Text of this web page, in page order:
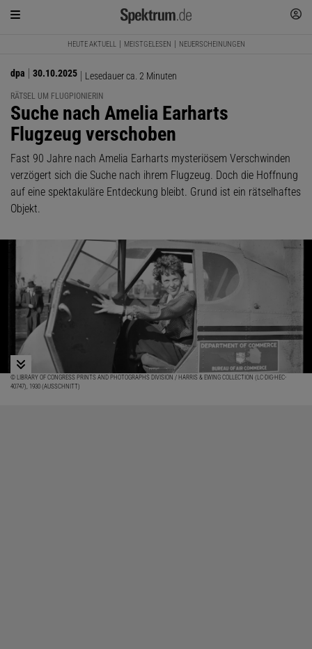
HEUTE AKTUELL MEISTGELESEN NEUERSCHEINUNGEN
dpa 30.10.2025 Lesedauer ca. 2 Minuten
RÄTSEL UM FLUGPIONIERIN
:
Suche nach Amelia Earharts
Flugzeug verschoben
Fast 90 Jahre nach Amelia Earharts mysteriösem Verschwinden
verzögert sich die Suche nach ihrem Flugzeug. Doch die Hoffnung
auf eine spektakuläre Entdeckung bleibt. Grund ist ein rätselhaftes
Objekt.
© LIBRARY OF CONGRESS PRINTS AND PHOTOGRAPHS DIVISION / HARRIS & EWING COLLECTION (LC-DIG-HEC-
40747), 1930 (AUSSCHNITT)